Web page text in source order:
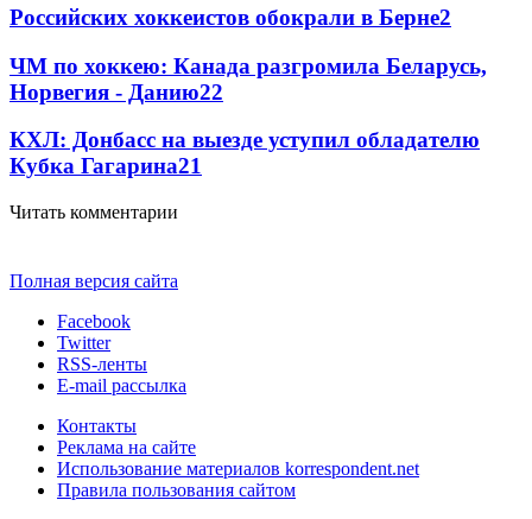
Российских хоккеистов обокрали в Берне2
ЧМ по хоккею: Канада разгромила Беларусь,
Норвегия - Данию22
КХЛ: Донбасс на выезде уступил обладателю
Кубка Гагарина21
Читать комментарии
Полная версия сайта
Facebook
Twitter
RSS-ленты
E-mail рассылка
Контакты
Реклама на сайте
Использование материалов korrespondent.net
Правила пользования сайтом